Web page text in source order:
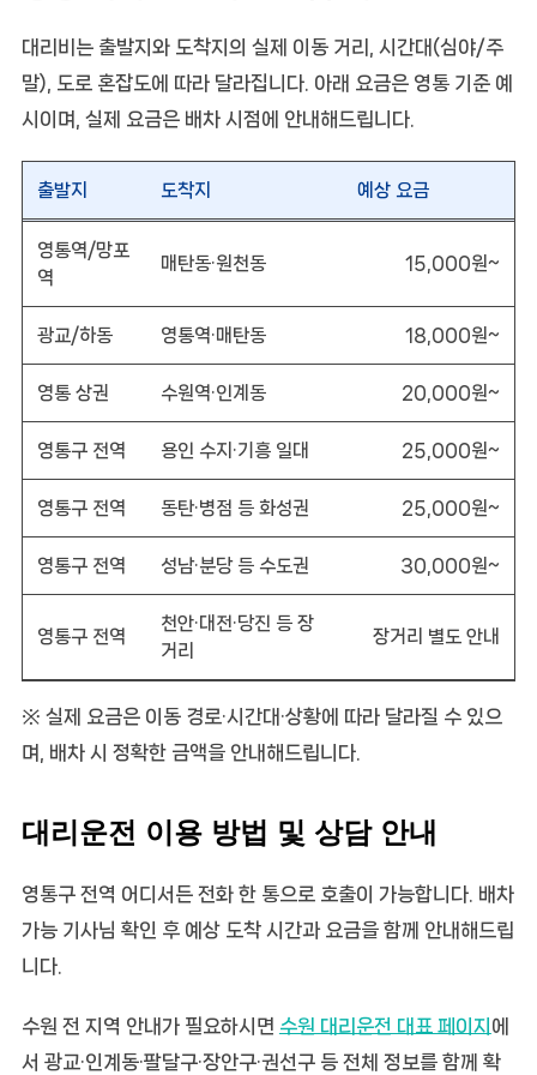
대리비는 출발지와 도착지의 실제 이동 거리, 시간대(심야/주
말), 도로 혼잡도에 따라 달라집니다. 아래 요금은 영통 기준 예
시 이며, 실제 요금은 배차 시점에 안내해드립니다.
출발지 도착지 예상 요금
영통역/망포
역
매탄동·원천동 15,000원~
광교/하동 영통역·매탄동 18,000원~
영통 상권 수원역·인계동 20,000원~
영통구 전역 용인 수지·기흥 일대 25,000원~
영통구 전역 동탄·병점 등 화성권 25,000원~
영통구 전역 성남·분당 등 수도권 30,000원~
영통구 전역
천안·대전·당진 등 장
거리
장거리 별도 안내
※ 실제 요금은 이동 경로·시간대·상황에 따라 달라질 수 있으
며, 배차 시 정확한 금액을 안내해드립니다.
대리운전 이용 방법 및 상담 안내
영통구 전역 어디서든 전화 한 통으로 호출이 가능합니다. 배차
가능 기사님 확인 후 예상 도착 시간과 요금을 함께 안내해드립
니다.
수원 전 지역 안내가 필요하시면 수원 대리운전 대표 페이지 에
서 광교·인계동·팔달구·장안구·권선구 등 전체 정보를 함께 확